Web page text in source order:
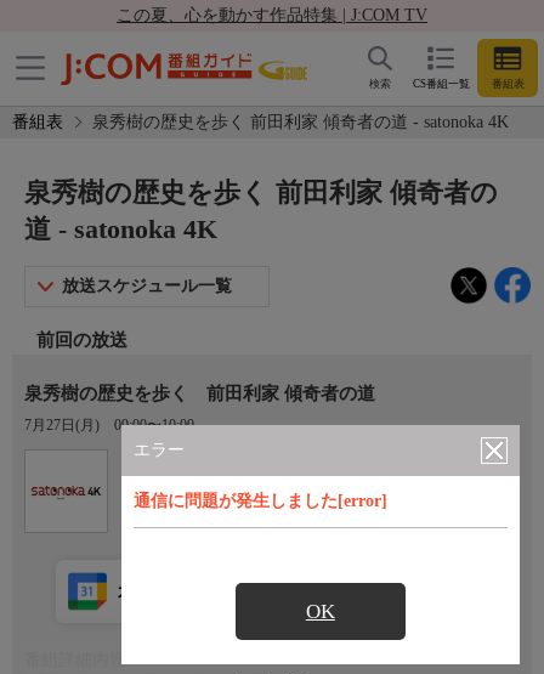
この夏、心を動かす作品特集 | J:COM TV
CS番組一覧 番組表
検索
番組表 泉秀樹の歴史を歩く 前田利家 傾奇者の道 - satonoka 4K
エラー
通信に問題が発生しました[error]
OK
泉秀樹の歴史を歩く 前田利家 傾奇者の
道 - satonoka 4K
放送スケジュール一覧
前回の放送
泉秀樹の歴史を歩く 前田利家 傾奇者の道
7月27日(月) 09:00〜10:00
カレンダー登録 アプリ視聴